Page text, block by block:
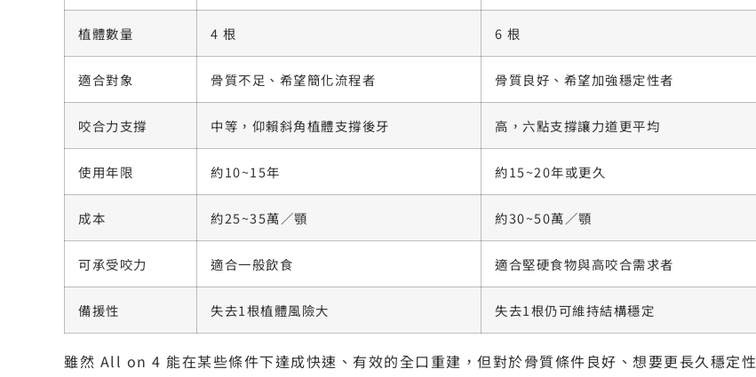
植體數量 4 根 6 根
適合對象 骨質不足、希望簡化流程者 骨質良好、希望加強穩定性者
咬合力支撐 中等，仰賴斜角植體支撐後牙 高，六點支撐讓力道更平均
使用年限 約10~15年 約15~20年或更久
成本 約25~35萬／顎 約30~50萬／顎
可承受咬力 適合一般飲食 適合堅硬食物與高咬合需求者
備援性 失去1根植體風險大 失去1根仍可維持結構穩定
雖然 All on 4 能在某些條件下達成快速、有效的全口重建，但對於骨質條件良好、想要更長久穩定性